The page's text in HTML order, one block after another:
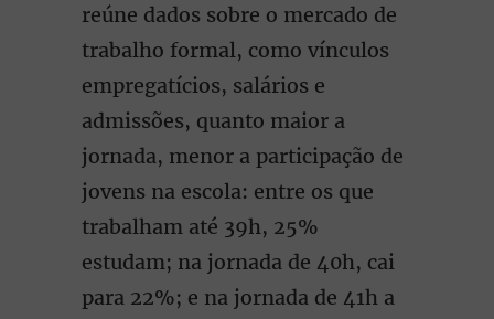
reúne dados sobre o mercado de
trabalho formal, como vínculos
empregatícios, salários e
admissões, quanto maior a
jornada, menor a participação de
jovens na escola: entre os que
trabalham até 39h, 25%
estudam; na jornada de 40h, cai
para 22%; e na jornada de 41h a